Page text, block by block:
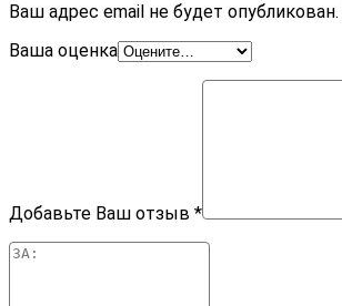
Ваш адрес email не будет опубликован.
Ваша оценка
Добавьте Ваш отзыв *